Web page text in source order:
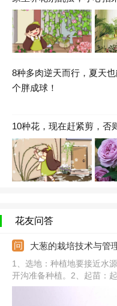
8种多肉逆天而行，夏天
个胖成球！
10种花，现在赶紧剪，否
花友问答
大葱的栽培技术与管
1、选地：种植地要接近水
开沟准备种植。2、起苗：
起苗，不伤害根系的前提下